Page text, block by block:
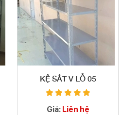
KỆ SẮT V LỖ 05
Giá: Liên hệ